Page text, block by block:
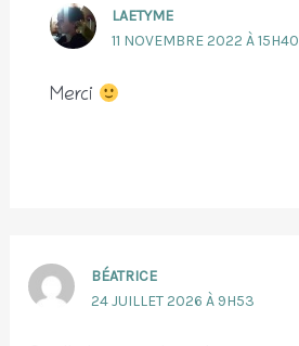
LAETYME
11 NOVEMBRE 2022 À 15H40
Merci
BÉATRICE
24 JUILLET 2026 À 9H53